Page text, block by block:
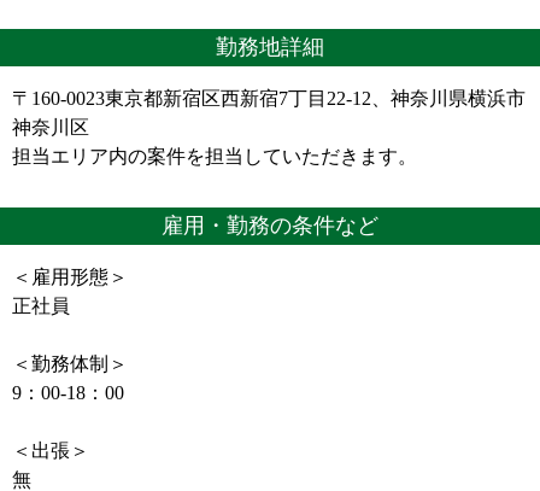
勤務地詳細
〒160-0023東京都新宿区西新宿7丁目22-12、神奈川県横浜市
神奈川区
担当エリア内の案件を担当していただきます。
雇用・勤務の条件など
＜雇用形態＞
正社員
＜勤務体制＞
9：00-18：00
＜出張＞
無